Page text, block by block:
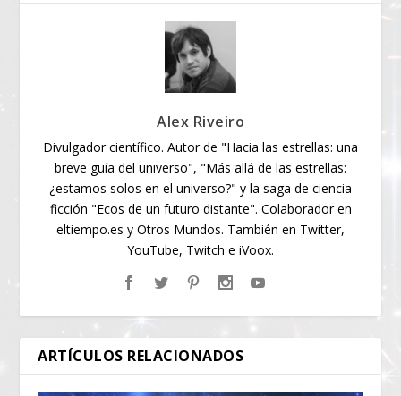
Alex Riveiro
Divulgador científico. Autor de "Hacia las estrellas: una
breve guía del universo", "Más allá de las estrellas:
¿estamos solos en el universo?" y la saga de ciencia
ficción "Ecos de un futuro distante". Colaborador en
eltiempo.es y Otros Mundos. También en Twitter,
YouTube, Twitch e iVoox.
ARTÍCULOS RELACIONADOS